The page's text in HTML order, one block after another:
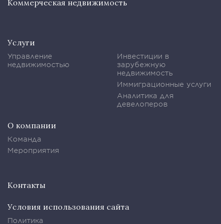
Коммерческая недвижимость
Услуги
Управление
недвижимостью
Инвестиции в
зарубежную
недвижимость
Иммиграционные услуги
Аналитика для
девелоперов
О компании
Команда
Мероприятия
Контакты
Условия использования сайта
Политика